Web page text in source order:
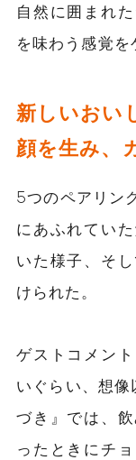
自然に囲まれ
を味わう感覚を
新しいおい
顔を生み、
5つのペアリン
にあふれてい
いた様子、そ
けられた。
ゲストコメント
いぐらい、想
づき 』では、
ったときにチ